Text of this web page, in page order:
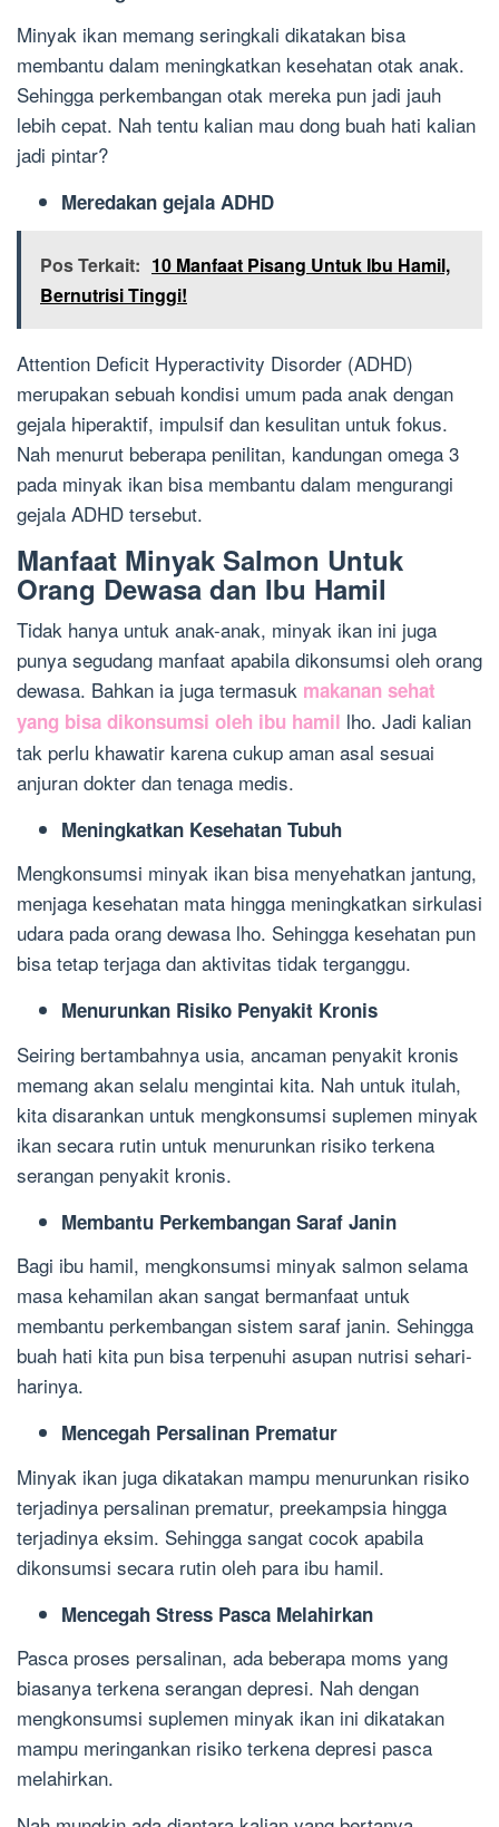
Minyak ikan memang seringkali dikatakan bisa
membantu dalam meningkatkan kesehatan otak anak.
Sehingga perkembangan otak mereka pun jadi jauh
lebih cepat. Nah tentu kalian mau dong buah hati kalian
jadi pintar?
Meredakan gejala ADHD
Pos Terkait: 10 Manfaat Pisang Untuk Ibu Hamil,
Bernutrisi Tinggi!
Attention Deficit Hyperactivity Disorder (ADHD)
merupakan sebuah kondisi umum pada anak dengan
gejala hiperaktif, impulsif dan kesulitan untuk fokus.
Nah menurut beberapa penilitan, kandungan omega 3
pada minyak ikan bisa membantu dalam mengurangi
gejala ADHD tersebut.
Manfaat Minyak Salmon Untuk
Orang Dewasa dan Ibu Hamil
Tidak hanya untuk anak-anak, minyak ikan ini juga
punya segudang manfaat apabila dikonsumsi oleh orang
dewasa. Bahkan ia juga termasuk makanan sehat
yang bisa dikonsumsi oleh ibu hamil lho. Jadi kalian
tak perlu khawatir karena cukup aman asal sesuai
anjuran dokter dan tenaga medis.
Meningkatkan Kesehatan Tubuh
Mengkonsumsi minyak ikan bisa menyehatkan jantung,
menjaga kesehatan mata hingga meningkatkan sirkulasi
udara pada orang dewasa lho. Sehingga kesehatan pun
bisa tetap terjaga dan aktivitas tidak terganggu.
Menurunkan Risiko Penyakit Kronis
Seiring bertambahnya usia, ancaman penyakit kronis
memang akan selalu mengintai kita. Nah untuk itulah,
kita disarankan untuk mengkonsumsi suplemen minyak
ikan secara rutin untuk menurunkan risiko terkena
serangan penyakit kronis.
Membantu Perkembangan Saraf Janin
Bagi ibu hamil, mengkonsumsi minyak salmon selama
masa kehamilan akan sangat bermanfaat untuk
membantu perkembangan sistem saraf janin. Sehingga
buah hati kita pun bisa terpenuhi asupan nutrisi sehari-
harinya.
Mencegah Persalinan Prematur
Minyak ikan juga dikatakan mampu menurunkan risiko
terjadinya persalinan prematur, preekampsia hingga
terjadinya eksim. Sehingga sangat cocok apabila
dikonsumsi secara rutin oleh para ibu hamil.
Mencegah Stress Pasca Melahirkan
Pasca proses persalinan, ada beberapa moms yang
biasanya terkena serangan depresi. Nah dengan
mengkonsumsi suplemen minyak ikan ini dikatakan
mampu meringankan risiko terkena depresi pasca
melahirkan.